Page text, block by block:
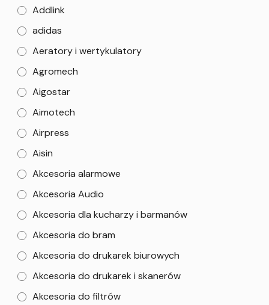
Addlink
adidas
Aeratory i wertykulatory
Agromech
Aigostar
Aimotech
Airpress
Aisin
Akcesoria alarmowe
Akcesoria Audio
Akcesoria dla kucharzy i barmanów
Akcesoria do bram
Akcesoria do drukarek biurowych
Akcesoria do drukarek i skanerów
Akcesoria do filtrów